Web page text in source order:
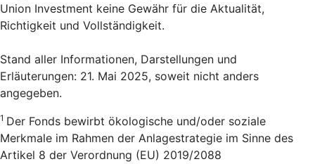
Union Investment keine Gewähr für die Aktualität,
Richtigkeit und Vollständigkeit.
Stand aller Informationen, Darstellungen und
Erläuterungen: 21. Mai 2025, soweit nicht anders
angegeben.
1 Der Fonds bewirbt ökologische und/oder soziale
Merkmale im Rahmen der Anlagestrategie im Sinne des
Artikel 8 der Verordnung (EU) 2019/2088